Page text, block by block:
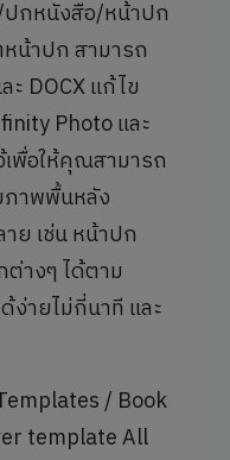
กหนังสือ/หน้าปก
น้าปก สามารถ
ะ DOCX แก้ไข
Photo และ
เพื่อให้คุณสามารถ
ภาพพื้นหลัง
ย เช่น หน้าปก
างๆ ได้ตาม
ง่ายไม่กี่นาที และ
/ Book
template All